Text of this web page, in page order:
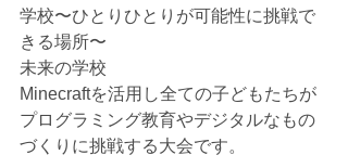
学校〜ひとりひとりが可能性に挑戦で
きる場所〜
未来の学校
Minecraftを活用し全ての子どもたちが
プログラミング教育やデジタルなもの
づくりに挑戦する大会です。